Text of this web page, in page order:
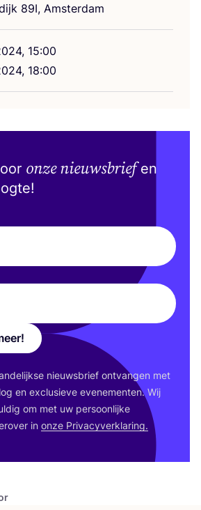
89I, Amsterdam
, 15:00
, 18:00
onze nieuwsbriefen
nieuws­brief ont­van­gen met
en exclu­sie­ve eve­ne­men­ten. Wij
om met uw per­soon­lij­ke
in onze Pri­va­cy­ver­kla­ring.